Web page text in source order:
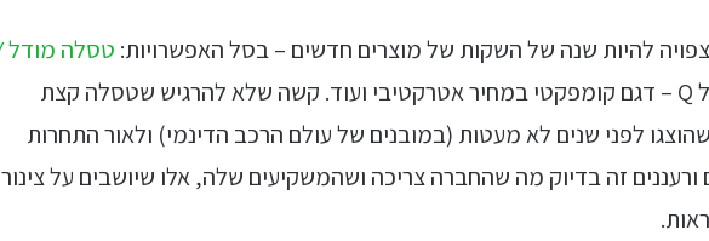
טסלה מודל Y
מתוחת פנים, טסלה מודל Q – דגם קומפקטי במחיר אטרקטיבי ועוד. קשה שלא להרגיש שטסלה קצת
לפני שנים לא מעטות (במובנים של עולם הרכב הדינמי) ולאור התחרות
ורעננים זה בדיוק מה שהחברה צריכה ושהמשקיעים שלה, אלו שיושבים על צינור